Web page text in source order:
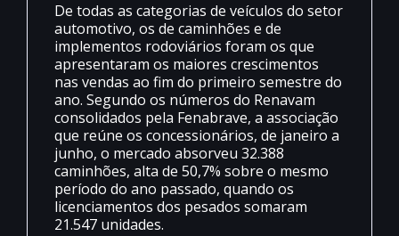
De todas as categorias de veículos do setor
automotivo, os de caminhões e de
implementos rodoviários foram os que
apresentaram os maiores crescimentos
nas vendas ao fim do primeiro semestre do
ano. Segundo os números do Renavam
consolidados pela Fenabrave, a associação
que reúne os concessionários, de janeiro a
junho, o mercado absorveu 32.388
caminhões, alta de 50,7% sobre o mesmo
período do ano passado, quando os
licenciamentos dos pesados somaram
21.547 unidades.